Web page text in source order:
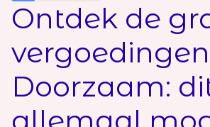
Ontdek de
Doorzaam: